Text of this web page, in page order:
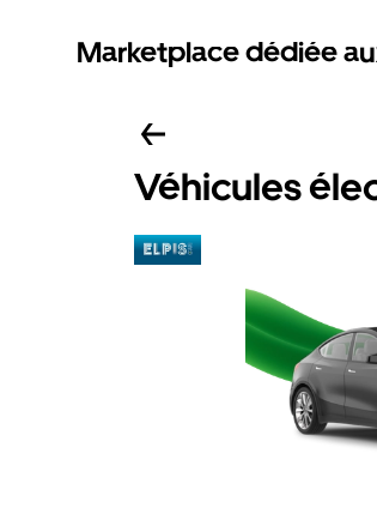
Marketplace dédiée
Véhicules